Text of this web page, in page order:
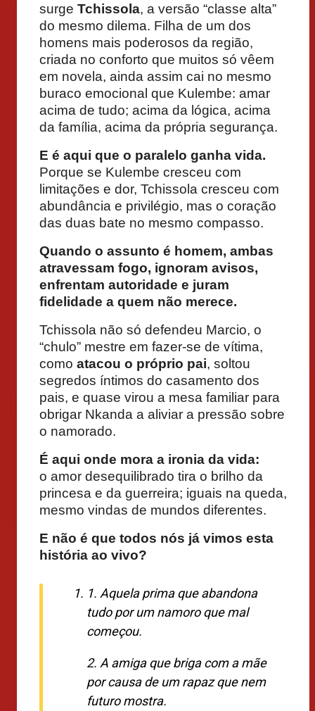
surge Tchissola, a versão “classe alta”
do mesmo dilema. Filha de um dos
homens mais poderosos da região,
criada no conforto que muitos só vêem
em novela, ainda assim cai no mesmo
buraco emocional que Kulembe: amar
acima de tudo; acima da lógica, acima
da família, acima da própria segurança.
E é aqui que o paralelo ganha vida.
Porque se Kulembe cresceu com
limitações e dor, Tchissola cresceu com
abundância e privilégio, mas o coração
das duas bate no mesmo compasso.
Quando o assunto é homem, ambas
atravessam fogo, ignoram avisos,
enfrentam autoridade e juram
fidelidade a quem não merece.
Tchissola não só defendeu Marcio, o
“chulo” mestre em fazer-se de vítima,
como atacou o próprio pai, soltou
segredos íntimos do casamento dos
pais, e quase virou a mesa familiar para
obrigar Nkanda a aliviar a pressão sobre
o namorado.
É aqui onde mora a ironia da vida:
o amor desequilibrado tira o brilho da
princesa e da guerreira; iguais na queda,
mesmo vindas de mundos diferentes.
E não é que todos nós já vimos esta
história ao vivo?
1. Aquela prima que abandona
tudo por um namoro que mal
começou.
2. A amiga que briga com a mãe
por causa de um rapaz que nem
futuro mostra.